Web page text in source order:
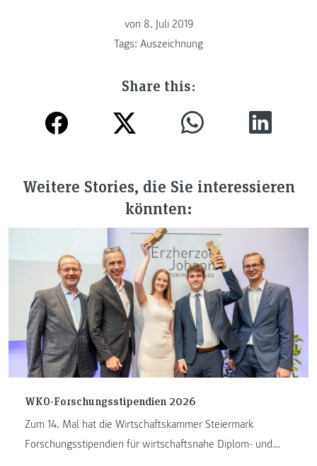
von 8. Juli 2019
Tags: Auszeichnung
Share this:
Weitere Stories, die Sie interessieren
könnten:
WKO-Forschungsstipendien 2026
Zum 14. Mal hat die Wirtschaftskammer Steiermark
Forschungsstipendien für wirtschaftsnahe Diplom- und